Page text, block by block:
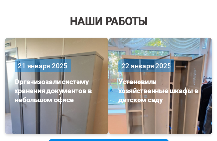
НАШИ РАБОТЫ
21 января 2025
Организовали систему
хранения документов в
небольшом офисе
22 января 2025
Установили
хозяйственные шкафы в
детском саду